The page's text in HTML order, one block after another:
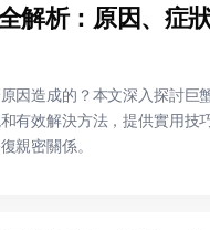
解析：原因、症
因造成的？本文深入探討巨
有效解決方法，提供實用技
親密關係。